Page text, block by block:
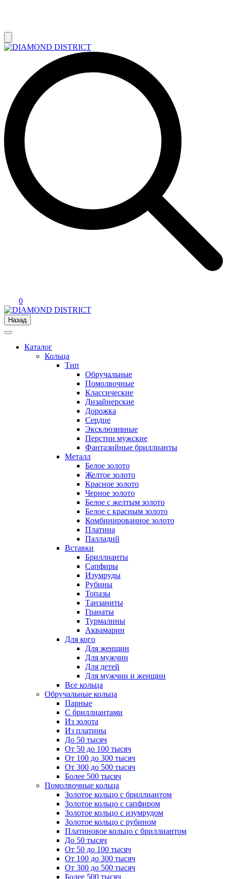
0
Назад
Каталог
Кольца
Тип
Обручальные
Помолвочные
Классические
Дизайнерские
Дорожка
Сердце
Эксклюзивные
Перстни мужские
Фантазийные бриллианты
Металл
Белое золото
Желтое золото
Красное золото
Черное золото
Белое с желтым золото
Белое с красным золото
Комбинированное золото
Платина
Палладий
Вставки
Бриллианты
Сапфиры
Изумруды
Рубины
Топазы
Танзаниты
Гранаты
Турмалины
Аквамарин
Для кого
Для женщин
Для мужчин
Для детей
Для мужчин и женщин
Все кольца
Обручальные кольца
Парные
С бриллиантами
Из золота
Из платины
До 50 тысяч
От 50 до 100 тысяч
От 100 до 300 тысяч
От 300 до 500 тысяч
Более 500 тысяч
Помолвочные кольца
Золотое кольцо с бриллиантом
Золотое кольцо с сапфиром
Золотое кольцо с изумрудом
Золотое кольцо с рубином
Платиновое кольцо с бриллиантом
До 50 тысяч
От 50 до 100 тысяч
От 100 до 300 тысяч
От 300 до 500 тысяч
Более 500 тысяч